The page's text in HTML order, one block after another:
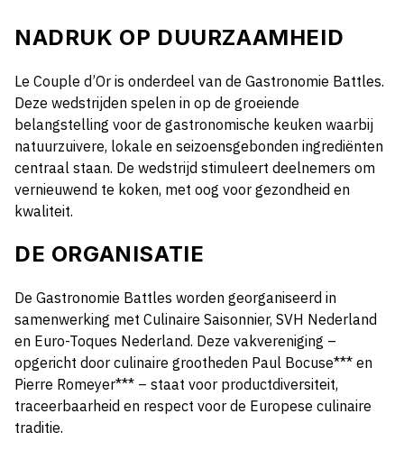
NADRUK OP DUURZAAMHEID
Le Couple d’Or is onderdeel van de Gastronomie Battles.
Deze wedstrijden spelen in op de groeiende
belangstelling voor de gastronomische keuken waarbij
natuurzuivere, lokale en seizoensgebonden ingrediënten
centraal staan. De wedstrijd stimuleert deelnemers om
vernieuwend te koken, met oog voor gezondheid en
kwaliteit.
DE ORGANISATIE
De Gastronomie Battles worden georganiseerd in
samenwerking met Culinaire Saisonnier, SVH Nederland
en Euro-Toques Nederland. Deze vakvereniging –
opgericht door culinaire grootheden Paul Bocuse*** en
Pierre Romeyer*** – staat voor productdiversiteit,
traceerbaarheid en respect voor de Europese culinaire
traditie.